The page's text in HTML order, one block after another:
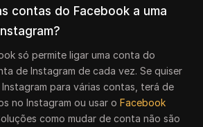
contas do Facebook a uma
só permite ligar uma conta do
de Instagram de cada vez. Se quiser
para várias contas, terá de
no Instagram ou usar oFacebook
como mudar de conta não são